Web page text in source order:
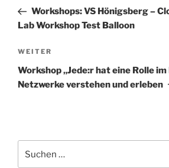
Beitrag
Workshops: VS Hönigsberg –
Lab Workshop Test Balloon
Nächster
Beitrag
WEITER
Workshop „Jede:r hat eine Rolle im
Netzwerke verstehen und erleben
nach: